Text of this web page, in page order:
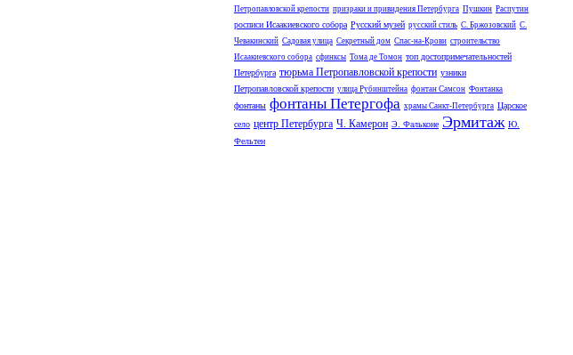
Петропавловской крепости призраки и привидения Петербурга Пушкин Распутин
росписи Исаакиевского собора Русский музей русский стиль С. Бржозовский С.
Чевакинский Садовая улица Секретный дом Спас-на-Крови строительство
Исаакиевского собора сфинксы Тома де Томон топ достопримечательностей
Петербурга тюрьма Петропавловской крепости узники
Петропавловской крепости улица Рубинштейна фонтан Самсон Фонтанка
фонтаны фонтаны Петергофа храмы Санкт-Петербурга Царское
село центр Петербурга Ч. Камерон Э. Фальконе Эрмитаж Ю.
Фельтен